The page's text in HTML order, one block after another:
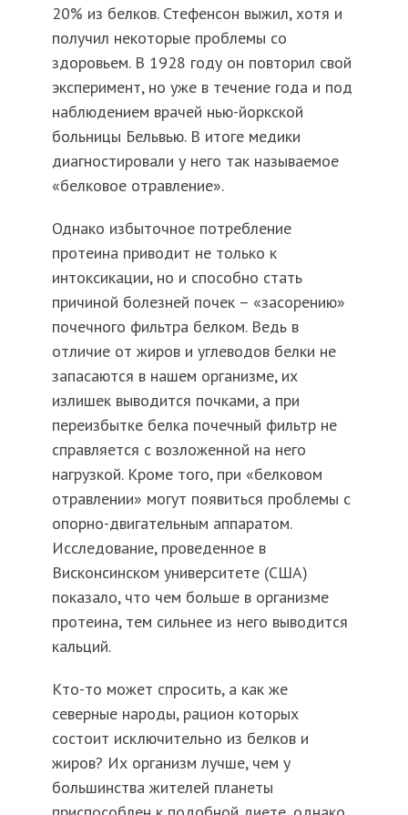
20% из белков. Стефенсон выжил, хотя и
получил некоторые проблемы со
здоровьем. В 1928 году он повторил свой
эксперимент, но уже в течение года и под
наблюдением врачей нью-йоркской
больницы Бельвью. В итоге медики
диагностировали у него так называемое
«белковое отравление».
Однако избыточное потребление
протеина приводит не только к
интоксикации, но и способно стать
причиной болезней почек – «засорению»
почечного фильтра белком. Ведь в
отличие от жиров и углеводов белки не
запасаются в нашем организме, их
излишек выводится почками, а при
переизбытке белка почечный фильтр не
справляется с возложенной на него
нагрузкой. Кроме того, при «белковом
отравлении» могут появиться проблемы с
опорно-двигательным аппаратом.
Исследование, проведенное в
Висконсинском университете (США)
показало, что чем больше в организме
протеина, тем сильнее из него выводится
кальций.
Кто-то может спросить, а как же
северные народы, рацион которых
состоит исключительно из белков и
жиров? Их организм лучше, чем у
большинства жителей планеты